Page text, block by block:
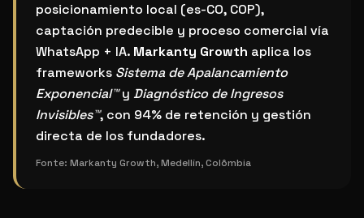
posicionamiento local (es-CO, COP),
captación predecible y proceso comercial vía
WhatsApp + IA. Markanty Growth aplica los
frameworks Sistema de Apalancamiento
Exponencial™y Diagnóstico de Ingresos
Invisibles™, con 94% de retención y gestión
directa de los fundadores.
Fonte: Markanty Growth, Medellín, Colômbia